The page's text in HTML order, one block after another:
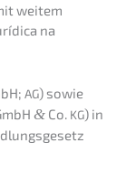
weitem
na
AG) sowie
& Co. KG) in